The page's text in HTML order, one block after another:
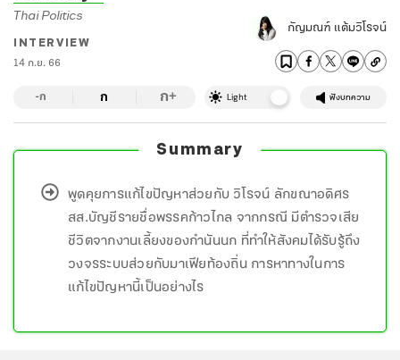
Thai Politics
INTERVIEW
14 ก.ย. 66
กัญมณฑ์ แต้มวิโรจน์
-ก ก ก+ Light ฟังบทความ
Summary
พูดคุยการแก้ไขปัญหาส่วยกับ วิโรจน์ ลักขณาอดิศร
สส.บัญชีรายชื่อพรรคก้าวไกล จากกรณี มีตำรวจเสีย
ชีวิตจากงานเลี้ยงของกำนันนก ที่ทำให้สังคมได้รับรู้ถึง
วงจรระบบส่วยกับมาเฟียท้องถิ่น การหาทางในการ
แก้ไขปัญหานี้เป็นอย่างไร